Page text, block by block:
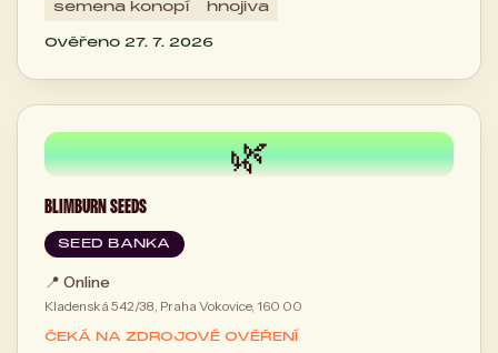
semena konopí hnojiva
Ověřeno 27. 7. 2026
🌿
BLIMBURN SEEDS
SEED BANKA
📍 Online
Kladenská 542/38, Praha Vokovice, 160 00
ČEKÁ NA ZDROJOVÉ OVĚŘENÍ